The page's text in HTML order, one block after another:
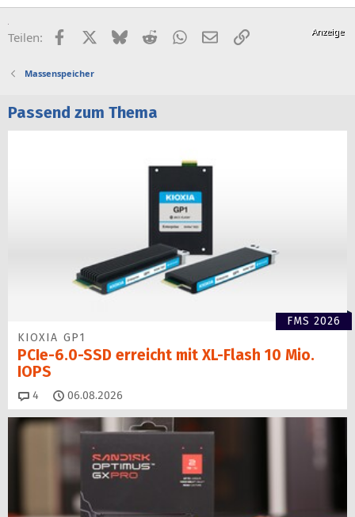
Teilen: FacebookX (Twitter)
BlueskyRedditWhatsApp
E-MailLink
Massenspeicher
Passend zum Thema
FMS 2026
KIOXIA GP1
PCIe-6.0-SSD erreicht mit XL-Flash 10 Mio.
IOPS
4 Kommentare
06.08.2026